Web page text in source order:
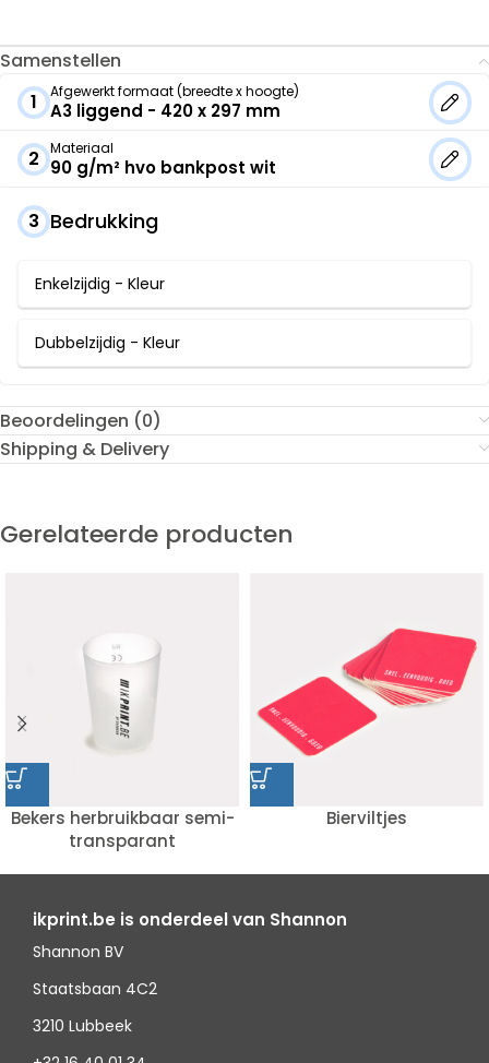
Samenstellen
1
Afgewerkt formaat (breedte x hoogte)
A3 liggend - 420 x 297 mm
2 Materiaal
90 g/m² hvo bankpost wit
3 Bedrukking
Enkelzijdig - Kleur
Dubbelzijdig - Kleur
Beoordelingen (0)
Shipping & Delivery
Gerelateerde producten
Bekers herbruikbaar semi-
transparant
Bierviltjes
ikprint.be is onderdeel van Shannon
Shannon BV
Staatsbaan 4C2
3210 Lubbeek